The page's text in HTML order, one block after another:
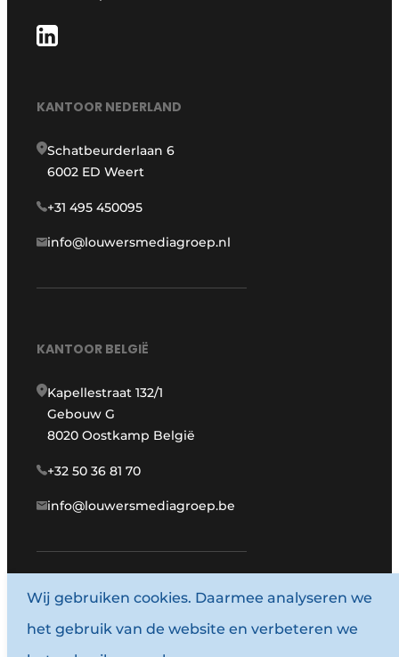
KANTOOR NEDERLAND
Schatbeurderlaan 6
6002 ED Weert
+31 495 450095
info@louwersmediagroep.nl
KANTOOR BELGIË
Kapellestraat 132/1
Gebouw G
8020 Oostkamp België
+32 50 36 81 70
info@louwersmediagroep.be
www.louwersmediagroep.com
© 1987 - 2026 Louwersmediagroep.
Wij gebruiken cookies. Daarmee analyseren we
het gebruik van de website en verbeteren we